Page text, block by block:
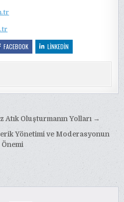
FACEBOOK LINKEDIN
Atık Oluşturmanın Yolları →
Yönetimi ve Moderasyonun
Önemi